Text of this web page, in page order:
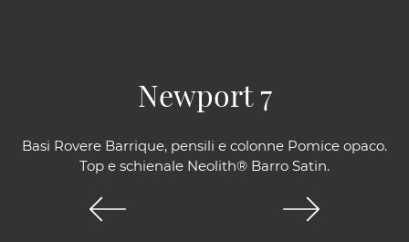
Basi Rovere Barrique, pensili e colonne Pomice opaco.
Top e schienale Neolith® Barro Satin.
Newport 7